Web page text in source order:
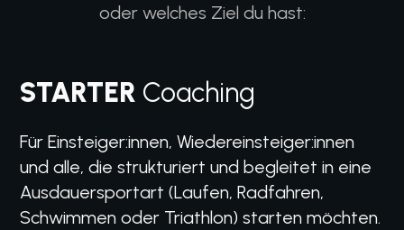
oder welches Ziel du hast:
STARTER Coaching
Für Einsteiger:innen, Wiedereinsteiger:innen
und alle, die strukturiert und begleitet in eine
Ausdauersportart (Laufen, Radfahren,
Schwimmen oder Triathlon) starten möchten.